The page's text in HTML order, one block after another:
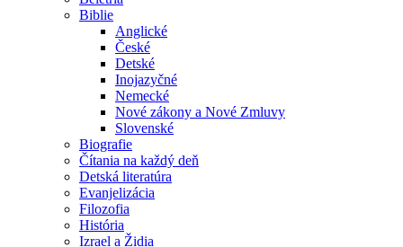
Biblie
Anglické
České
Detské
Inojazyčné
Nemecké
Nové zákony a Nové Zmluvy
Slovenské
Biografie
Čítania na každý deň
Detská literatúra
Evanjelizácia
Filozofia
História
Izrael a Židia